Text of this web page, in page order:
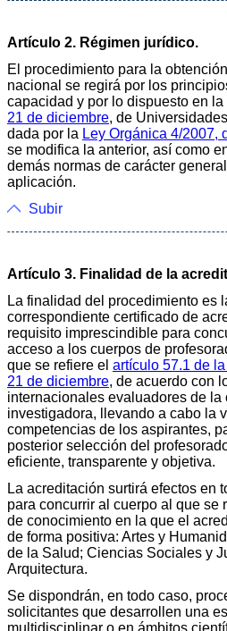
Artículo 2. Régimen jurídico.
El procedimiento para la
nacional se regirá por los
capacidad y por lo dispuesto en la
21 de diciembre, de
dada por la Ley Orgánica 4/2007,
se modifica la anterior, así como
demás normas de carácter
aplicación.
Subir
Artículo 3. Finalidad de la
La finalidad del procedimiento es
correspondiente certificado de
requisito imprescindible para
acceso a los cuerpos de
que se refiere el artículo 57.1 de
21 de diciembre, de acuerdo con
internacionales evaluadores de la
investigadora, llevando a cabo la
competencias de los aspirantes,
posterior selección del
eficiente, transparente y objetiva.
La acreditación surtirá efectos en
para concurrir al cuerpo al que se
de conocimiento en la que el
de forma positiva: Artes y
de la Salud; Ciencias Sociales y
Arquitectura.
Se dispondrán, en todo caso,
solicitantes que desarrollen una